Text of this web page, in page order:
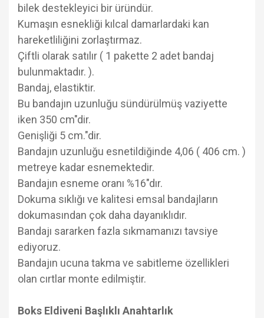
bilek destekleyici bir üründür.
Kumaşın esnekliği kılcal damarlardaki kan
hareketliliğini zorlaştırmaz.
Çiftli olarak satılır ( 1 pakette 2 adet bandaj
bulunmaktadır. ).
Bandaj, elastiktir.
Bu bandajın uzunluğu sündürülmüş vaziyette
iken 350 cm"dir.
Genişliği 5 cm."dir.
Bandajın uzunluğu esnetildiğinde 4,06 ( 406 cm. )
metreye kadar esnemektedir.
Bandajın esneme oranı %16"dır.
Dokuma sıklığı ve kalitesi emsal bandajların
dokumasından çok daha dayanıklıdır.
Bandajı sararken fazla sıkmamanızı tavsiye
ediyoruz.
Bandajın ucuna takma ve sabitleme özellikleri
olan cırtlar monte edilmiştir.
Boks Eldiveni Başlıklı Anahtarlık